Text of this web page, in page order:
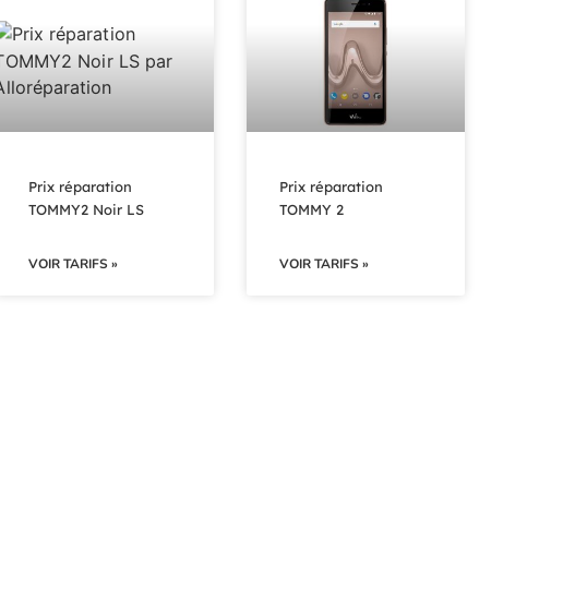
Prix réparation
TOMMY2 Noir LS
VOIR TARIFS »
Prix réparation
TOMMY 2
VOIR TARIFS »